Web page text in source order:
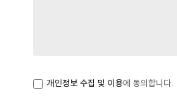
개인정보 수집 및 이용에 동의합니다.